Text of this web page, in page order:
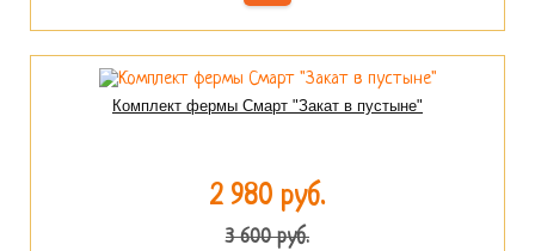
Комплект фермы Смарт "Закат в пустыне"
2 980 руб.
3 600 руб.